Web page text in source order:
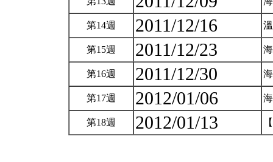
第14週 2011/12/16
第15週 2011/12/23
第16週 2011/12/30
第17週 2012/01/06
第18週 2012/01/13